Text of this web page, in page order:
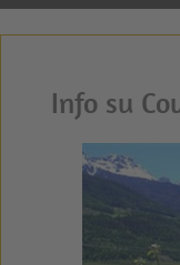
Info su